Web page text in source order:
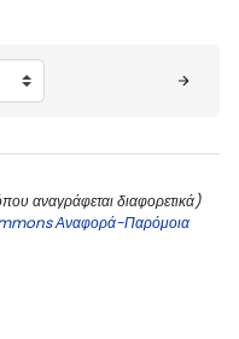
αναγράφεται διαφορετικά)
Αναφορά-Παρόμοια